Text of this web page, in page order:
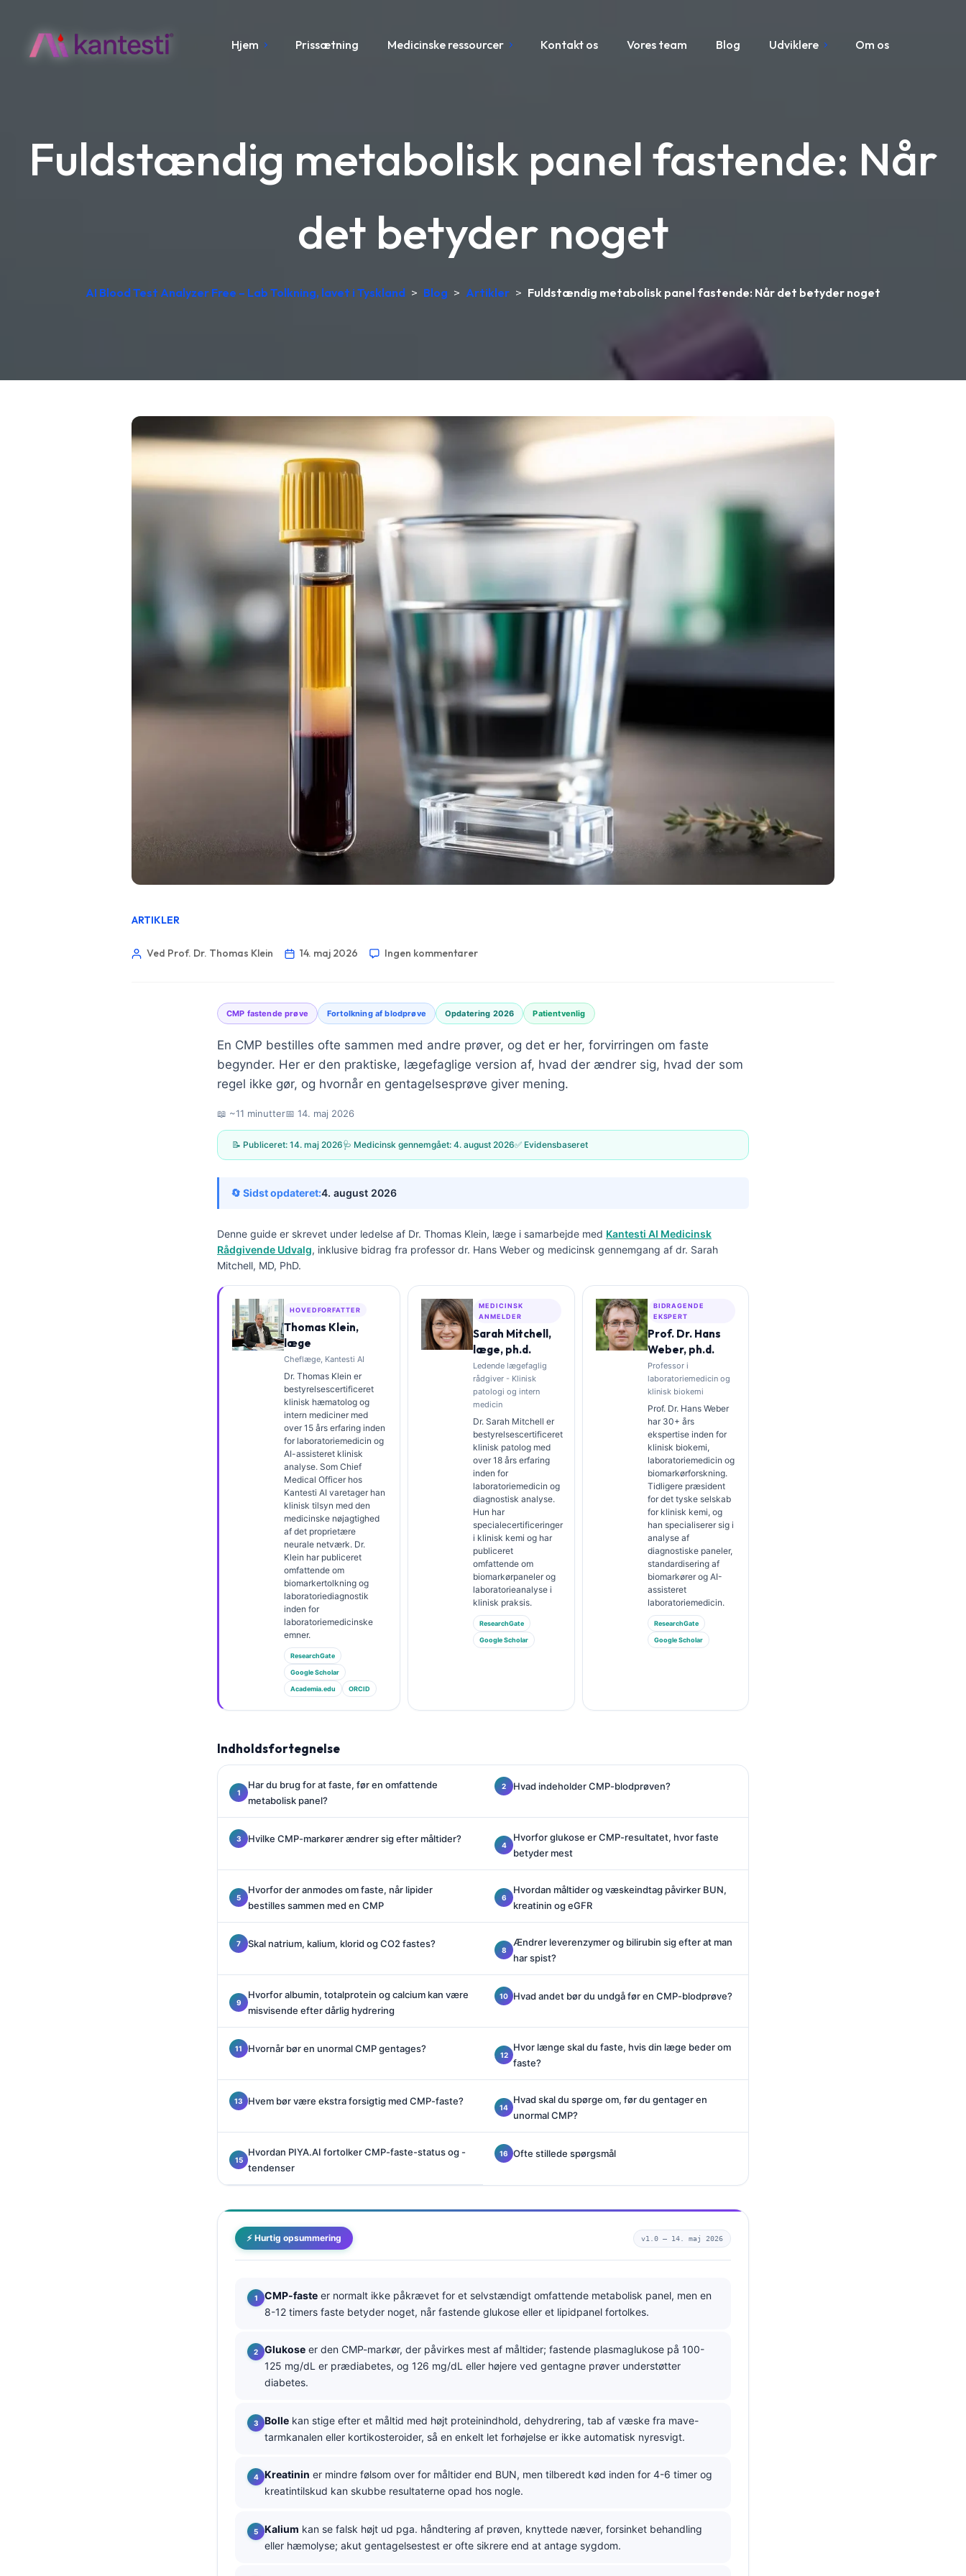
Hjem Prissætning Medicinske ressourcer Kontakt os Vores team Blog Udviklere Om os
Fuldstændig metabolisk panel fastende: Når
det betyder noget
AI Blood Test Analyzer Free – Lab Tolkning, lavet i Tyskland > Blog > Artikler > Fuldstændig metabolisk panel fastende: Når det betyder noget
ARTIKLER
Ved Prof. Dr. Thomas Klein 14. maj 2026 Ingen kommentarer
CMP fastende prøve Fortolkning af blodprøve Opdatering 2026 Patientvenlig
En CMP bestilles ofte sammen med andre prøver, og det er her, forvirringen om faste
begynder. Her er den praktiske, lægefaglige version af, hvad der ændrer sig, hvad der som
regel ikke gør, og hvornår en gentagelsesprøve giver mening.
📖 ~11 minutter📅 14. maj 2026
📝 Publiceret: 14. maj 2026🩺 Medicinsk gennemgået: 4. august 2026✅ Evidensbaseret
🔄 Sidst opdateret:4. august 2026
Denne guide er skrevet under ledelse af Dr. Thomas Klein, læge i samarbejde med Kantesti AI Medicinsk
Rådgivende Udvalg, inklusive bidrag fra professor dr. Hans Weber og medicinsk gennemgang af dr. Sarah
Mitchell, MD, PhD.
HOVEDFORFATTER
Thomas Klein,
læge
Cheflæge, Kantesti AI
Dr. Thomas Klein er
bestyrelsescertificeret
klinisk hæmatolog og
intern mediciner med
over 15 års erfaring inden
for laboratoriemedicin og
AI-assisteret klinisk
analyse. Som Chief
Medical Officer hos
Kantesti AI varetager han
klinisk tilsyn med den
medicinske nøjagtighed
af det proprietære
neurale netværk. Dr.
Klein har publiceret
omfattende om
biomarkertolkning og
laboratoriediagnostik
inden for
laboratoriemedicinske
emner.
ResearchGate
Google Scholar
Academia.edu ORCID
MEDICINSK
ANMELDER
Sarah Mitchell,
læge, ph.d.
Ledende lægefaglig
rådgiver - Klinisk
patologi og intern
medicin
Dr. Sarah Mitchell er
bestyrelsescertificeret
klinisk patolog med
over 18 års erfaring
inden for
laboratoriemedicin og
diagnostisk analyse.
Hun har
specialecertificeringer
i klinisk kemi og har
publiceret
omfattende om
biomarkørpaneler og
laboratorieanalyse i
klinisk praksis.
ResearchGate
Google Scholar
BIDRAGENDE
EKSPERT
Prof. Dr. Hans
Weber, ph.d.
Professor i
laboratoriemedicin og
klinisk biokemi
Prof. Dr. Hans Weber
har 30+ års
ekspertise inden for
klinisk biokemi,
laboratoriemedicin og
biomarkørforskning.
Tidligere præsident
for det tyske selskab
for klinisk kemi, og
han specialiserer sig i
analyse af
diagnostiske paneler,
standardisering af
biomarkører og AI-
assisteret
laboratoriemedicin.
ResearchGate
Google Scholar
Indholdsfortegnelse
Har du brug for at faste, før en omfattende
metabolisk panel?
Hvad indeholder CMP-blodprøven?
Hvilke CMP-markører ændrer sig efter måltider?
Hvorfor glukose er CMP-resultatet, hvor faste
betyder mest
Hvorfor der anmodes om faste, når lipider
bestilles sammen med en CMP
Hvordan måltider og væskeindtag påvirker BUN,
kreatinin og eGFR
Skal natrium, kalium, klorid og CO2 fastes?
Ændrer leverenzymer og bilirubin sig efter at man
har spist?
Hvorfor albumin, totalprotein og calcium kan være
misvisende efter dårlig hydrering
Hvad andet bør du undgå før en CMP-blodprøve?
Hvornår bør en unormal CMP gentages?
Hvor længe skal du faste, hvis din læge beder om
faste?
Hvem bør være ekstra forsigtig med CMP-faste?
Hvad skal du spørge om, før du gentager en
unormal CMP?
Hvordan PIYA.AI fortolker CMP-faste-status og -
tendenser
Ofte stillede spørgsmål
⚡ Hurtig opsummering v1.0 — 14. maj 2026
CMP-faste er normalt ikke påkrævet for et selvstændigt omfattende metabolisk panel, men en
8-12 timers faste betyder noget, når fastende glukose eller et lipidpanel fortolkes.
Glukose er den CMP-markør, der påvirkes mest af måltider; fastende plasmaglukose på 100-
125 mg/dL er prædiabetes, og 126 mg/dL eller højere ved gentagne prøver understøtter
diabetes.
Bolle kan stige efter et måltid med højt proteinindhold, dehydrering, tab af væske fra mave-
tarmkanalen eller kortikosteroider, så en enkelt let forhøjelse er ikke automatisk nyresvigt.
Kreatinin er mindre følsom over for måltider end BUN, men tilberedt kød inden for 4-6 timer og
kreatintilskud kan skubbe resultaterne opad hos nogle.
Kalium kan se falsk højt ud pga. håndtering af prøven, knyttede næver, forsinket behandling
eller hæmolyse; akut gentagelsestest er ofte sikrere end at antage sygdom.